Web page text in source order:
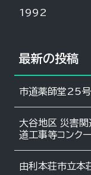
1992
最新の投稿
市道薬師堂25
大谷地区 災害関
道工事等コンク
由利本荘市立本